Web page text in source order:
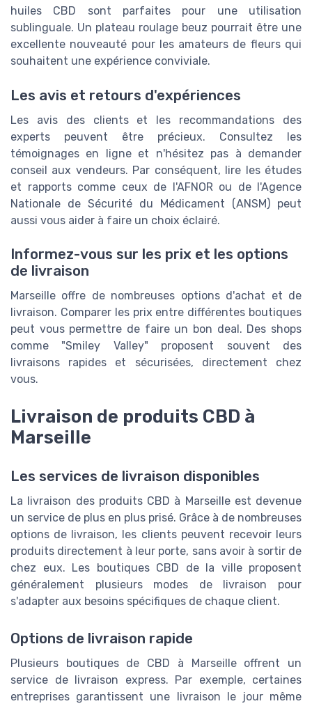
huiles CBD sont parfaites pour une utilisation
sublinguale. Un plateau roulage beuz pourrait être une
excellente nouveauté pour les amateurs de fleurs qui
souhaitent une expérience conviviale.
Les avis et retours d'expériences
Les avis des clients et les recommandations des
experts peuvent être précieux. Consultez les
témoignages en ligne et n'hésitez pas à demander
conseil aux vendeurs. Par conséquent, lire les études
et rapports comme ceux de l'AFNOR ou de l'Agence
Nationale de Sécurité du Médicament (ANSM) peut
aussi vous aider à faire un choix éclairé.
Informez-vous sur les prix et les options
de livraison
Marseille offre de nombreuses options d'achat et de
livraison. Comparer les prix entre différentes boutiques
peut vous permettre de faire un bon deal. Des shops
comme "Smiley Valley" proposent souvent des
livraisons rapides et sécurisées, directement chez
vous.
Livraison de produits CBD à
Marseille
Les services de livraison disponibles
La livraison des produits CBD à Marseille est devenue
un service de plus en plus prisé. Grâce à de nombreuses
options de livraison, les clients peuvent recevoir leurs
produits directement à leur porte, sans avoir à sortir de
chez eux. Les boutiques CBD de la ville proposent
généralement plusieurs modes de livraison pour
s'adapter aux besoins spécifiques de chaque client.
Options de livraison rapide
Plusieurs boutiques de CBD à Marseille offrent un
service de livraison express. Par exemple, certaines
entreprises garantissent une livraison le jour même